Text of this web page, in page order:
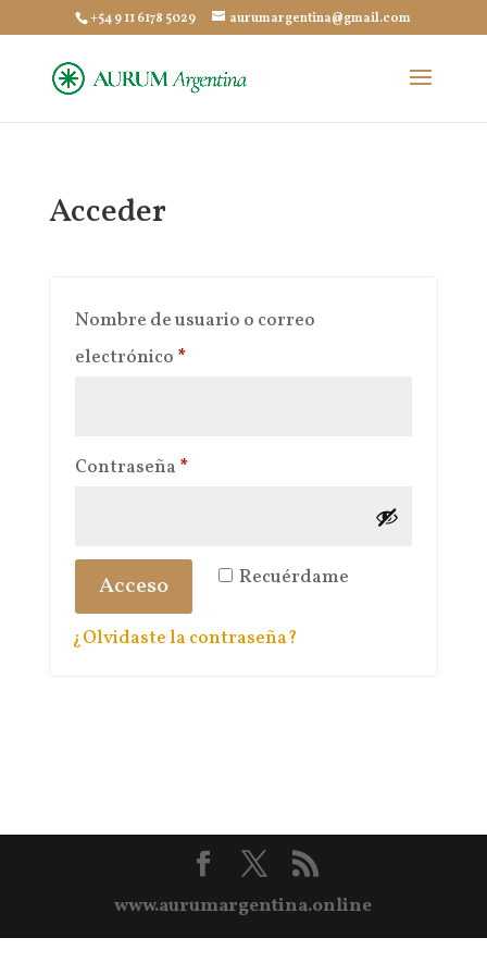
+54 9 11 6178 5029 aurumargentina@gmail.com
Acceder
Nombre de usuario o correo
electrónico *Obligatorio
Contraseña *Obligatorio
Recuérdame
Acceso
¿Olvidaste la contraseña?
www.aurumargentina.online